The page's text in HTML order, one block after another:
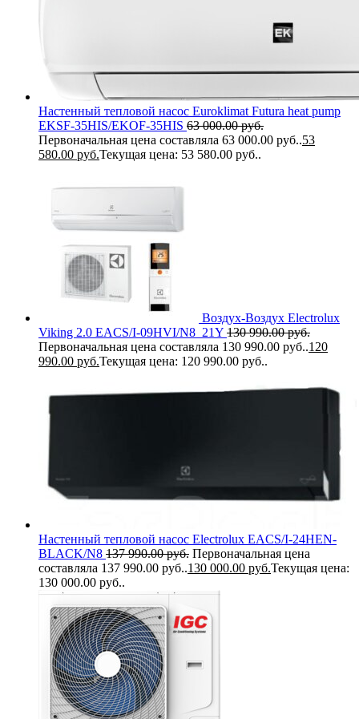
Настенный тепловой насос Euroklimat Futura heat pump
EKSF-35HIS/EKOF-35HIS 63 000.00руб.
Первоначальная цена составляла 63 000.00 руб..53
580.00 руб.Текущая цена: 53 580.00 руб..
Воздух-Воздух Electrolux
Viking 2.0 EACS/I-09HVI/N8_21Y 130 990.00руб.
Первоначальная цена составляла 130 990.00 руб..120
990.00 руб.Текущая цена: 120 990.00 руб..
Настенный тепловой насос Electrolux EACS/I-24HEN-
BLACK/N8 137 990.00руб. Первоначальная цена
составляла 137 990.00 руб..130 000.00 руб.Текущая цена:
130 000.00 руб..